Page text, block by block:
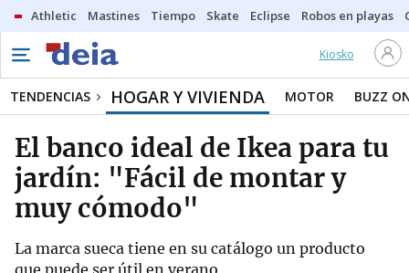
Athletic Mastines Tiempo Skate Eclipse Robos en playas
Kiosko
TENDENCIAS HOGAR Y VIVIENDA MOTOR BUZZ
El banco ideal de Ikea para tu
jardín: "Fácil de montar y
muy cómodo"
La marca sueca tiene en su catálogo un producto
que puede ser útil en verano